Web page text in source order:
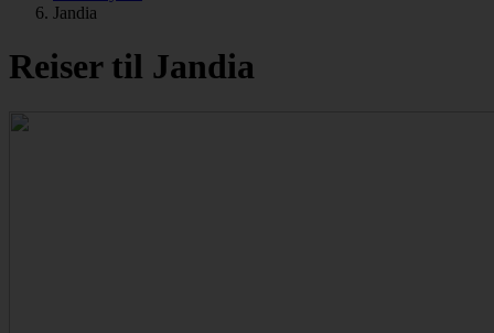
Jandia
Reiser til Jandia